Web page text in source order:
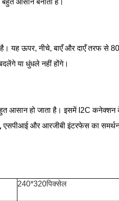
आसान बनाता है।
ऊपर, नीचे, बाएँ और दाएँ तरफ से 80
या धुंधले नहीं होंगे।
आसान हो जाता है। इसमें I2C
एसपीआई और आरजीबी इंटरफेस का
240*320पिक्सेल